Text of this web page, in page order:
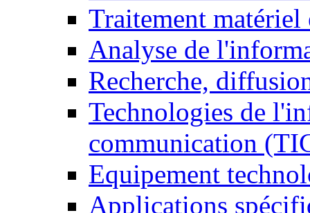
Traitement matériel
Analyse de
Recherche,
Technologies de
communication
Equipement
Applications